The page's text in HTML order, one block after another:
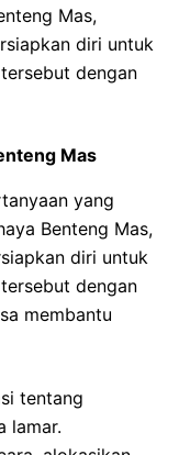
Mas,
diri untuk
dengan
Mas
yang
Benteng Mas,
diri untuk
dengan
membantu
tentang
lamar.